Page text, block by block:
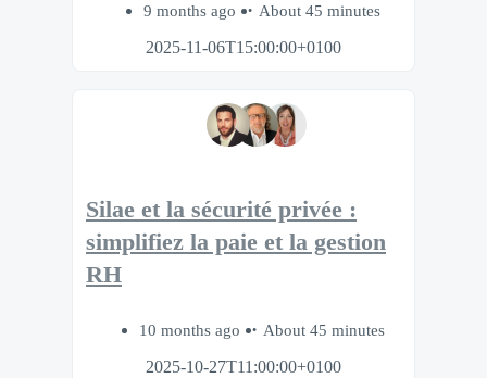
9 months ago
About 45 minutes
2025-11-06T15:00:00+0100
Silae et la sécurité privée :
simplifiez la paie et la gestion
RH
10 months ago
About 45 minutes
2025-10-27T11:00:00+0100